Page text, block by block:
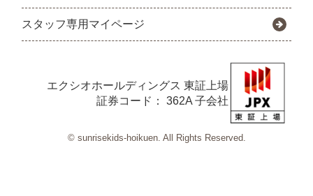
スタッフ専用マイページ
エクシオホールディングス 東証上場
証券コード： 362A 子会社
© sunrisekids-hoikuen. All Rights Reserved.